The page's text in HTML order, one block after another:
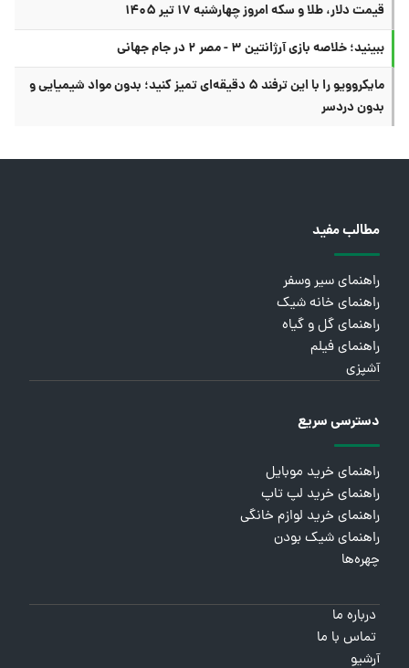
قیمت دلار، طلا و سکه امروز چهارشنبه ۱۷ تیر ۱۴۰۵
ببینید؛ خلاصه بازی آرژانتین ۳ - مصر ۲ در جام جهانی
مایکروویو را با این ترفند ۵ دقیقه‌ای تمیز کنید؛ بدون مواد شیمیایی و
بدون دردسر
مطالب مفید
راهنمای سیر وسفر
راهنمای خانه شیک
راهنمای گل و گیاه
راهنمای فیلم
آشپزی
دسترسی سریع
راهنمای خرید موبایل
راهنمای خرید لپ تاپ
راهنمای خرید لوازم خانگی
راهنمای شیک بودن
چهره‌ها
درباره ما
تماس با ما
آرشیو